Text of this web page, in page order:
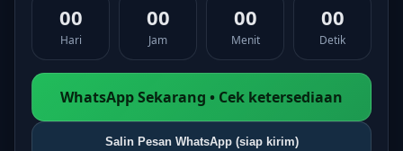
00
Hari
00
Jam
00
Menit
00
Detik
WhatsApp Sekarang • Cek ketersediaan
Salin Pesan WhatsApp (siap kirim)